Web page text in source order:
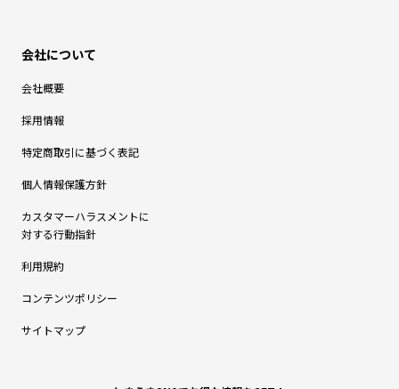
会社概要
採用情報
特定商取引に基づく表記
個人情報保護方針
カスタマーハラスメントに
対する行動指針
利用規約
コンテンツポリシー
サイトマップ